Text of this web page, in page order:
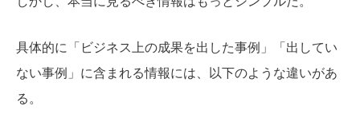
具体的に「ビジネス上の成果を出した事例」「出してい
ない事例」に含まれる情報には、以下のような違いがあ
る。